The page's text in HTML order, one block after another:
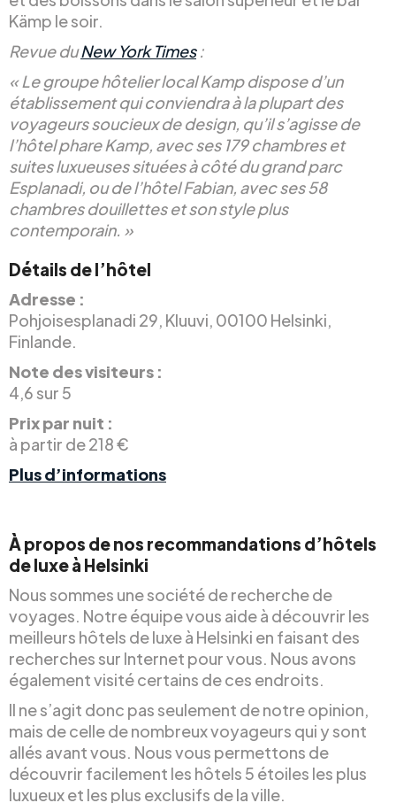
Kämp le soir.
Revue duNew York Times:
« Le groupe hôtelier local Kamp dispose d’un
établissement qui conviendra à la plupart des
voyageurs soucieux de design, qu’il s’agisse de
l’hôtel phare Kamp, avec ses 179 chambres et
suites luxueuses situées à côté du grand parc
Esplanadi, ou de l’hôtel Fabian, avec ses 58
chambres douillettes et son style plus
contemporain. »
Détails de l’hôtel
Adresse :
Pohjoisesplanadi 29, Kluuvi, 00100 Helsinki,
Finlande.
Note des visiteurs :
4,6 sur 5
Prix par nuit :
à partir de 218 €
Plus d’informations
À propos de nos recommandations d’hôtels
de luxe à Helsinki
Nous sommes une société de recherche de
voyages. Notre équipe vous aide à découvrir les
meilleurs hôtels de luxe à Helsinki en faisant des
recherches sur Internet pour vous. Nous avons
également visité certains de ces endroits.
Il ne s’agit donc pas seulement de notre opinion,
mais de celle de nombreux voyageurs qui y sont
allés avant vous. Nous vous permettons de
découvrir facilement les hôtels 5 étoiles les plus
luxueux et les plus exclusifs de la ville.